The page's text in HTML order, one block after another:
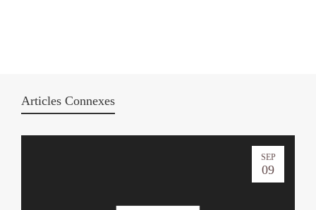
Articles Connexes
SEP
09